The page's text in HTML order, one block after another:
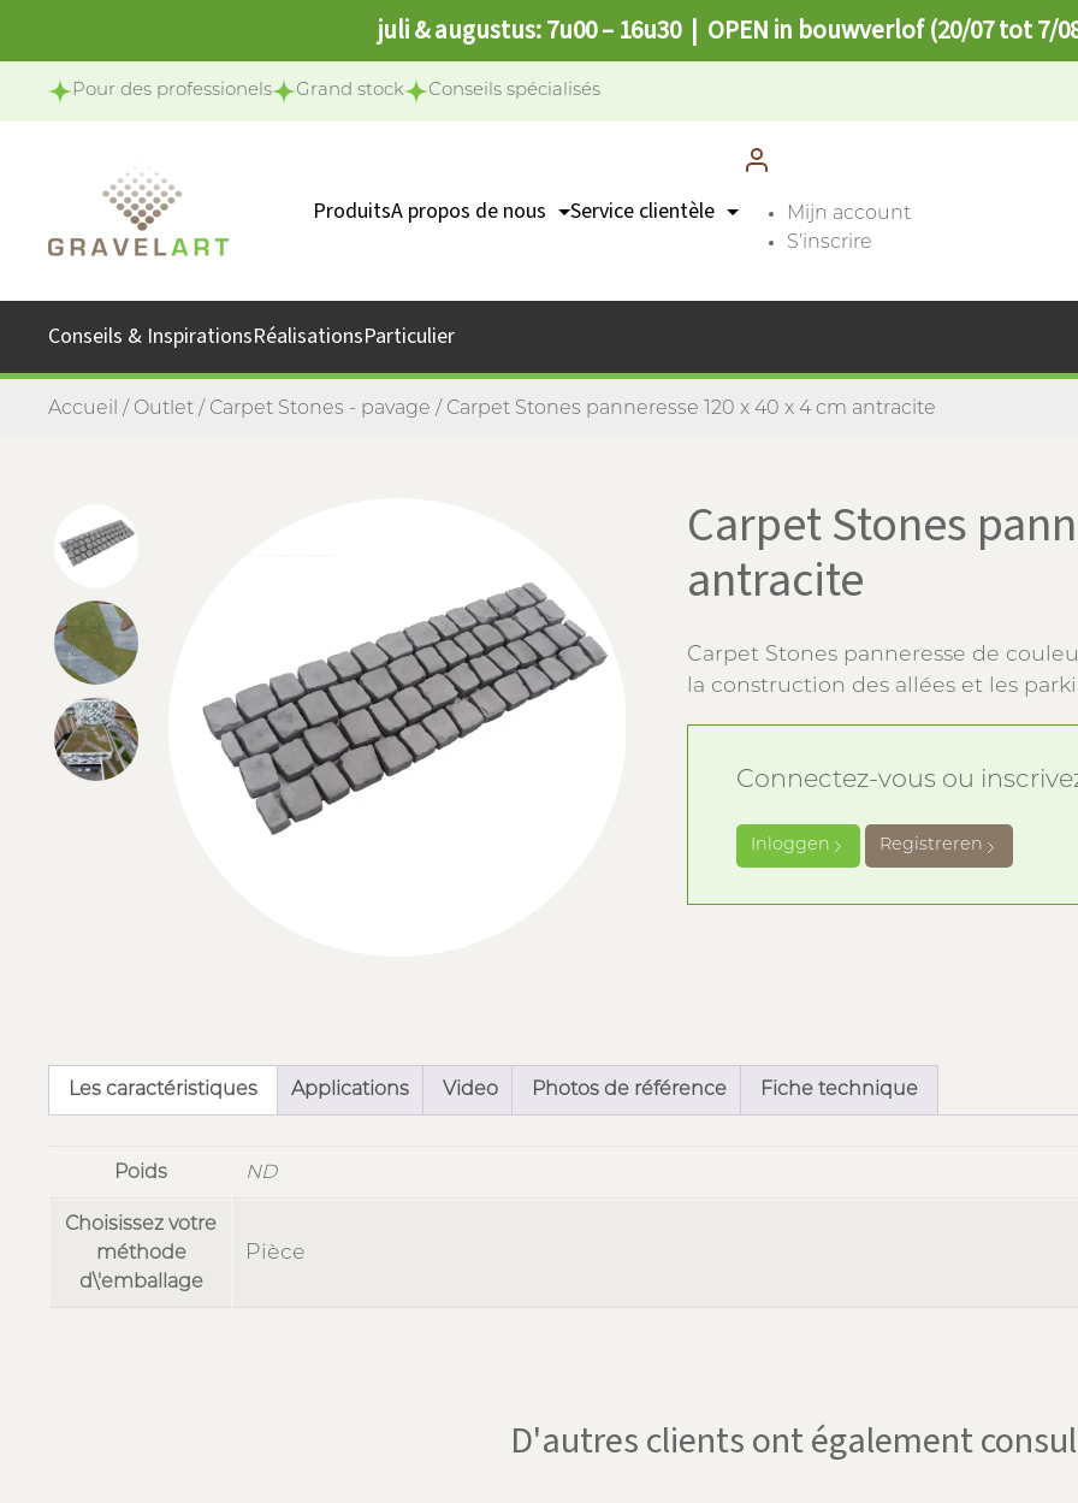
juli & augustus: 7u00 – 16u30 | OPEN in bouwverlof (20/07 tot 7/
Pour des professionels Grand stock Conseils spécialisés
ProduitsA propos de nous
Notre mission
Service clientèle
Points de collecte
Mijn account
S’inscrire
Conseils & InspirationsRéalisationsParticulier
Accueil / Outlet / Carpet Stones - pavage / Carpet Stones panneresse 120 x 40 x 4 cm antracite
Carpet Stones
antracite
Carpet Stones panneresse de
la construction des allées et les
Connectez-vous ou
Inloggen Registreren
Les caractéristiques Applications Video Photos de référence Fiche technique
Poids ND
Choisissez votre
méthode
d\'emballage
Pièce
D'autres clients ont également